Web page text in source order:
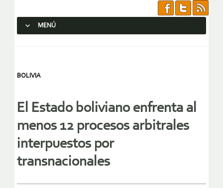
MENÚ
BOLIVIA
El Estado boliviano enfrenta al
menos 12 procesos arbitrales
interpuestos por
transnacionales